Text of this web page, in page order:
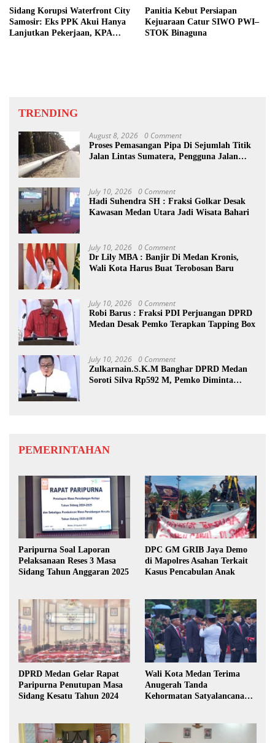
Sidang Korupsi Waterfront City
Samosir: Eks PPK Akui Hanya
Lanjutkan Pekerjaan, KPA
Panitia Kebut Persiapan
Kejuaraan Catur SIWO PWI–
STOK Binaguna
TRENDING
August 8, 2026 0 Comment
Proses Pemasangan Pipa Di Sejumlah Titik
Jalan Lintas Sumatera, Pengguna Jalan
July 10, 2026 0 Comment
Hadi Suhendra SH : Fraksi Golkar Desak
Kawasan Medan Utara Jadi Wisata Bahari
July 10, 2026 0 Comment
Dr Lily MBA : Banjir Di Medan Kronis,
Wali Kota Harus Buat Terobosan Baru
July 10, 2026 0 Comment
Robi Barus : Fraksi PDI Perjuangan DPRD
Medan Desak Pemko Terapkan Tapping Box
July 10, 2026 0 Comment
Zulkarnain.S.K.M Banghar DPRD Medan
Soroti Silva Rp592 M, Pemko Diminta
PEMERINTAHAN
Paripurna Soal Laporan
Pelaksanaan Reses 3 Masa
Sidang Tahun Anggaran 2025
DPC GM GRIB Jaya Demo
di Mapolres Asahan Terkait
Kasus Pencabulan Anak
DPRD Medan Gelar Rapat
Paripurna Penutupan Masa
Sidang Kesatu Tahun 2024
Wali Kota Medan Terima
Anugerah Tanda
Kehormatan Satyalancana